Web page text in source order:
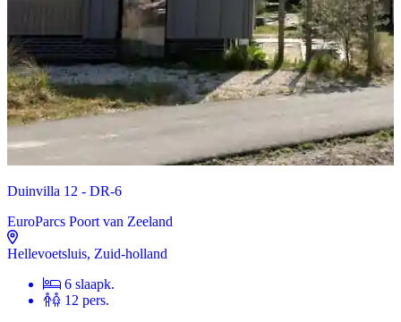
Duinvilla 12 - DR-6
EuroParcs Poort van Zeeland
Hellevoetsluis, Zuid-holland
6 slaapk.
12 pers.